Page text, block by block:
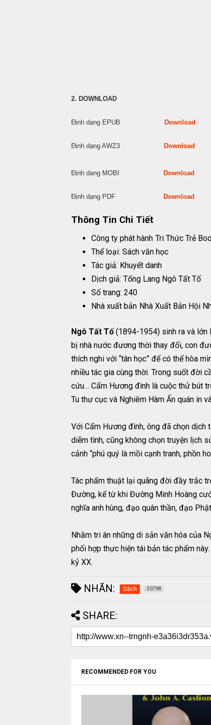
2. DOWNLOAD
Định dạng EPUB Download
Định dạng AWZ3 Download
Định dạng MOBI Download
Định dạng PDF Download
Thông Tin Chi Tiết
Công ty phát hành Tri Thức Trẻ
Thể loại: Sách văn học
Tác giả: Khuyết danh
Dịch giả: Tống Lang Ngô Tất Tố
Số trang: 240
Nhà xuất bản Nhà Xuất Bản Hội
Ngô Tất Tố(1894-1954) sinh ra và lớn
bị nhà nước đương thời thay đổi, con
thích nghi với “tân học” để có thể hòa
nhiều tác gia cùng thời. Trong suốt đời
cứu… Cẩm Hương đình là cuộc thử bút
Tu thư cục và Nghiêm Hàm Ấn quán in
Với Cẩm Hương đình, ông đã chọn dịch
diễm tình, cũng không chọn truyện lịch
cảnh “phú quý là mồi cạnh tranh, phồn
Tác phẩm thuật lại quãng đời đầy trắc
Đường, kể từ khi Đường Minh Hoàng
nghĩa anh hùng, đạo quân thần, đạo
Nhằm tri ân những di sản văn hóa của
phối hợp thực hiện tái bản tác phẩm
kỷ XX.
NHÃN: Sách 30798
SHARE:
RECOMMENDED FOR YOU